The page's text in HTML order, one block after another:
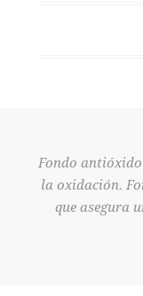
Fondo
la oxidación.
que asegura